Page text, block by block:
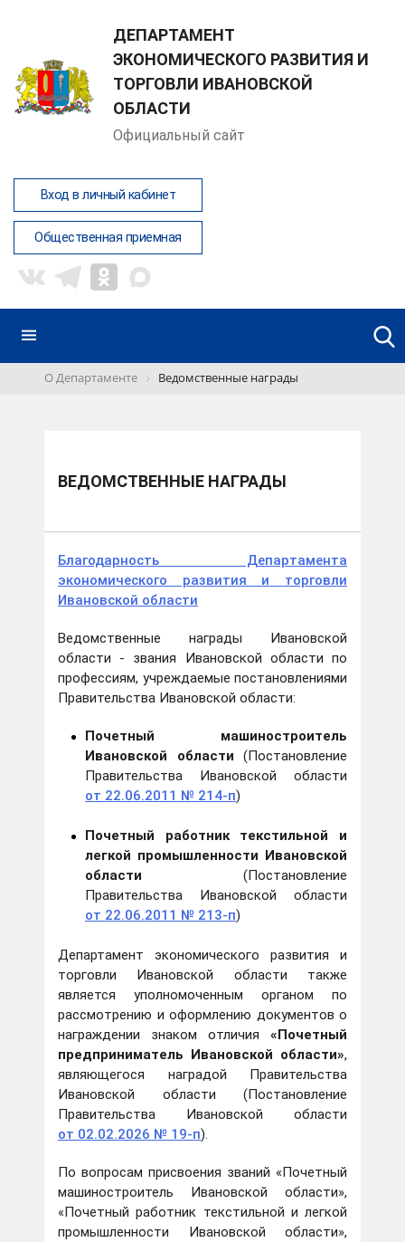
ДЕПАРТАМЕНТ
ЭКОНОМИЧЕСКОГО РАЗВИТИЯ И
ТОРГОВЛИ ИВАНОВСКОЙ
ОБЛАСТИ
Официальный сайт
Вход в личный кабинет
Общественная приемная
О Департаменте Ведомственные награды
ВЕДОМСТВЕННЫЕ НАГРАДЫ
Благодарность Департамента
экономического развития и торговли
Ивановской области
Ведомственные награды Ивановской
области - звания Ивановской области по
профессиям, учреждаемые постановлениями
Правительства Ивановской области:
Почетный машиностроитель
Ивановской области (Постановление
Правительства Ивановской области
от 22.06.2011 № 214-п)
Почетный работник текстильной и
легкой промышленности Ивановской
области (Постановление
Правительства Ивановской области
от 22.06.2011 № 213-п)
Департамент экономического развития и
торговли Ивановской области также
является уполномоченным органом по
рассмотрению и оформлению документов о
награждении знаком отличия «Почетный
предприниматель Ивановской области»,
являющегося наградой Правительства
Ивановской области (Постановление
Правительства Ивановской области
от 02.02.2026 № 19-п).
По вопросам присвоения званий «Почетный
машиностроитель Ивановской области»,
«Почетный работник текстильной и легкой
промышленности Ивановской области»,